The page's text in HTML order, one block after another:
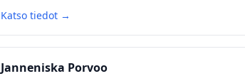
Katso tiedot →
Janneniska Porvoo